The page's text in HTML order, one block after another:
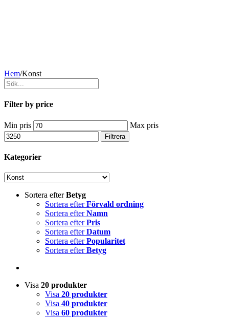
Hem/Konst
Filter by price
Min pris Max pris
Filtrera
Kategorier
Sortera efterBetyg
Sortera efterFörvald ordning
Sortera efterNamn
Sortera efterPris
Sortera efterDatum
Sortera efterPopularitet
Sortera efterBetyg
Visa 20 produkter
Visa 20 produkter
Visa 40 produkter
Visa 60 produkter